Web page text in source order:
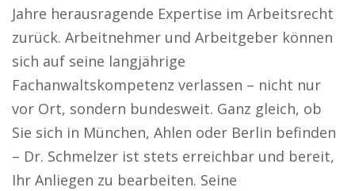
Jahre herausragende Expertise im Arbeitsrecht
zurück. Arbeitnehmer und Arbeitgeber können
sich auf seine langjährige
Fachanwaltskompetenz verlassen – nicht nur
vor Ort, sondern bundesweit. Ganz gleich, ob
Sie sich in München, Ahlen oder Berlin befinden
– Dr. Schmelzer ist stets erreichbar und bereit,
Ihr Anliegen zu bearbeiten. Seine